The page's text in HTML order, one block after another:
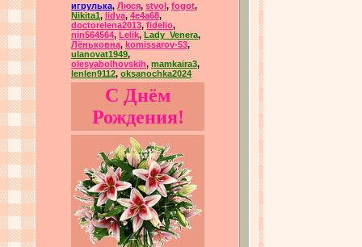
игрулька, Люся, stvol , fogot,
Nikita1, lidya, 4e4a68,
doctorelena2013, fidelio,
nin564564, Lelik, Lady_Venera,
Лёньковна, komissarov-53,
ulanovat1949,
olesyabolhovskih, mamkaira3,
lenlen9112, oksanochka2024
С Днём
Рождения!